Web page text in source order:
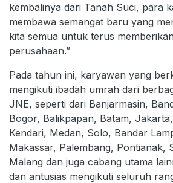
kembalinya dari Tanah Suci, para
membawa semangat baru yang
kita semua untuk terus
perusahaan.”
Pada tahun ini, karyawan yang
mengikuti ibadah umrah dari
JNE, seperti dari Banjarmasin,
Bogor, Balikpapan, Batam,
Kendari, Medan, Solo, Bandar
Makassar, Palembang, Pontianak,
Malang dan juga cabang utama
dan antusias mengikuti seluruh